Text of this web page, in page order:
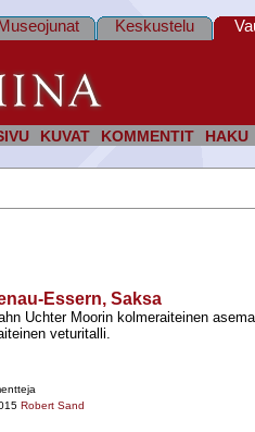
KUVAT KOMMENTIT HAKU
Keskustelu
Essern, Saksa
Uchter Moorin kolmeraiteinen
veturitalli.
Robert Sand